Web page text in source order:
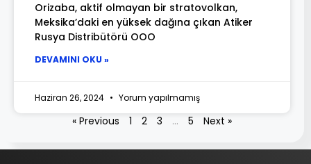
Orizaba, aktif olmayan bir stratovolkan,
Meksika’daki en yüksek dağına çıkan Atiker
Rusya Distribütörü OOO
DEVAMINI OKU »
Haziran 26, 2024 Yorum yapılmamış
« Previous 1 2 3 … 5 Next »